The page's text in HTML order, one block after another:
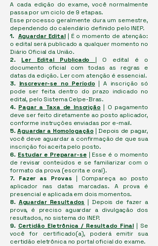
A cada edição do exame, você normalmente
passa por um ciclo de 9 etapas.
Esse processo geralmente dura um semestre,
dependendo do calendário definido pelo INEP.
1. Aguardar Edital| É o momento de atenção:
o edital será publicado a qualquer momento no
Diário Oficial da União.
2.
Ler Edital Publicado | O edital é o
documento oficial com todas as regras e
datas da edição. Ler com atenção é essencial.
3. Inscrever-se no Período | A inscrição só
pode ser feita dentro do prazo indicado no
edital, pelo Sistema Celpe-Bras.
4. Pagar a Taxa de Inscrição | O pagamento
deve ser feito diretamente ao posto aplicador,
conforme instruções enviadas por e-mail.
5.Aguardar a Homologação | Depois de pagar,
você deve aguardar a confirmação de que sua
inscrição foi aceita pelo posto.
6. Estudar e Preparar-se | Esse é o momento
de revisar conteúdos e se familiarizar com o
formato da prova (escrita e oral).
7. Fazer as Provas | Compareça ao posto
aplicador nas datas marcadas. A prova é
presencial e aplicada em dois momentos.
8. Aguardar Resultados | Depois de fazer a
prova, é preciso aguardar a divulgação dos
resultados, no sistema do INEP.
9. Certidão Eletrônica / Resultado Final | Se
você for certificado(a), poderá emitir sua
certidão eletrônica no portal oficial do exame.